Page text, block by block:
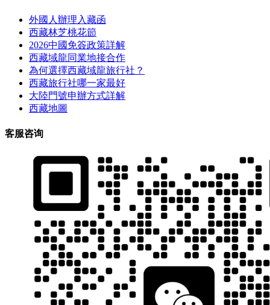
外國人辦理入藏函
西藏林芝桃花節
2026中國免簽政策詳解
西藏域龍同業地接合作
為何選擇西藏域龍旅行社？
西藏旅行社哪一家最好
大陸門號申辦方式詳解
西藏地圖
客服咨询